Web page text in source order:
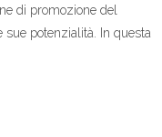
di promozione del
sue potenzialità. In questa